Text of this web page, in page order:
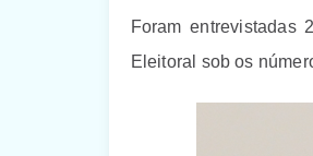
Foram
Eleitoral sob os